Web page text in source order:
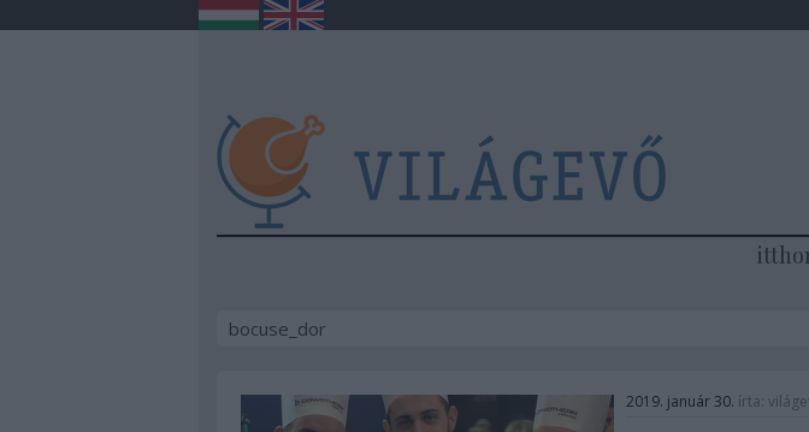
bocuse_dor
2019. január 30. írta: